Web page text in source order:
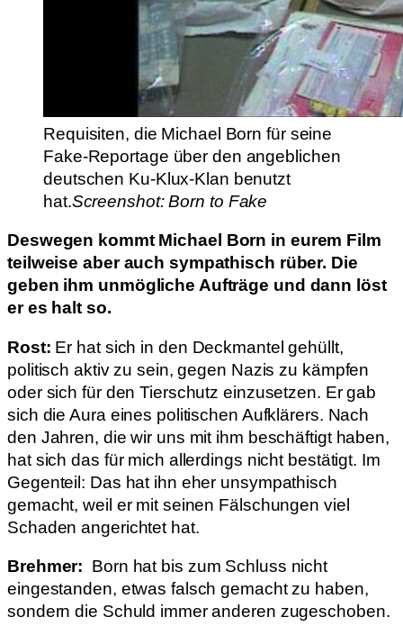
Requisiten, die Michael Born für seine
Fake-Reportage über den angeblichen
deutschen Ku-Klux-Klan benutzt
hat.Screenshot: Born to Fake
Deswegen kommt Michael Born in eurem Film
teilweise aber auch sympathisch rüber. Die
geben ihm unmögliche Aufträge und dann löst
er es halt so.
Rost: Er hat sich in den Deckmantel gehüllt,
politisch aktiv zu sein, gegen Nazis zu kämpfen
oder sich für den Tierschutz einzusetzen. Er gab
sich die Aura eines politischen Aufklärers. Nach
den Jahren, die wir uns mit ihm beschäftigt haben,
hat sich das für mich allerdings nicht bestätigt. Im
Gegenteil: Das hat ihn eher unsympathisch
gemacht, weil er mit seinen Fälschungen viel
Schaden angerichtet hat.
Brehmer: Born hat bis zum Schluss nicht
eingestanden, etwas falsch gemacht zu haben,
sondern die Schuld immer anderen zugeschoben.